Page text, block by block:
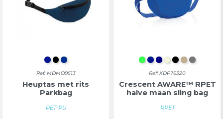
KONINGSBLAUW
ZWART
BLAUW
Ref: MDMO9513
Heuptas met rits
Parkbag
PET-PU
IJSGROEN
KONINKLIJK
BEIGE
ZWART
KAKISILVER
Ref: XDP76320
Crescent AWARE™ RPET
halve maan sling bag
RPET